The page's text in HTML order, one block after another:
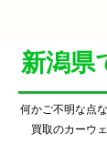
新潟県
何かご不明な点
買取のカーウ